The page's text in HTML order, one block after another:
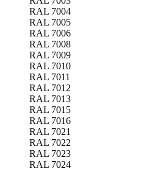
RAL 7004
RAL 7005
RAL 7006
RAL 7008
RAL 7009
RAL 7010
RAL 7011
RAL 7012
RAL 7013
RAL 7015
RAL 7016
RAL 7021
RAL 7022
RAL 7023
RAL 7024